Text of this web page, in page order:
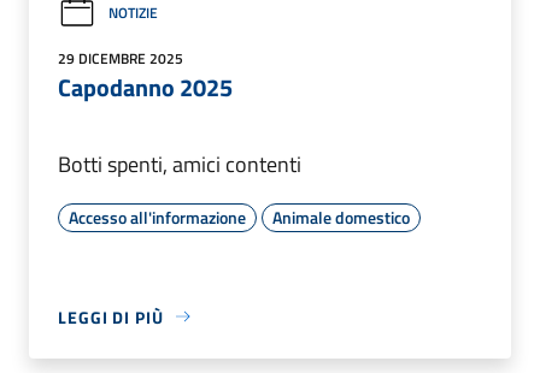
NOTIZIE
29 DICEMBRE 2025
Capodanno 2025
Botti spenti, amici contenti
Accesso all'informazione Animale domestico
LEGGI DI PIÙ